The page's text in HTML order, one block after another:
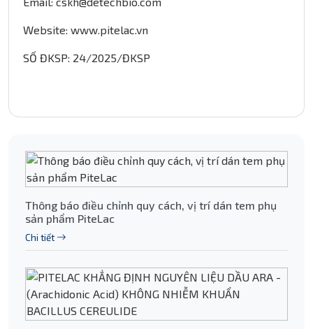
Website: www.pitelac.vn
SỐ ĐKSP: 24/2025/ĐKSP
Thông báo điều chỉnh quy cách, vị trí dán tem phụ
sản phẩm PiteLac
Chi tiết